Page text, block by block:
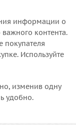
информации о
контента.
покупателя
Используйте
изменив одну
удобно.